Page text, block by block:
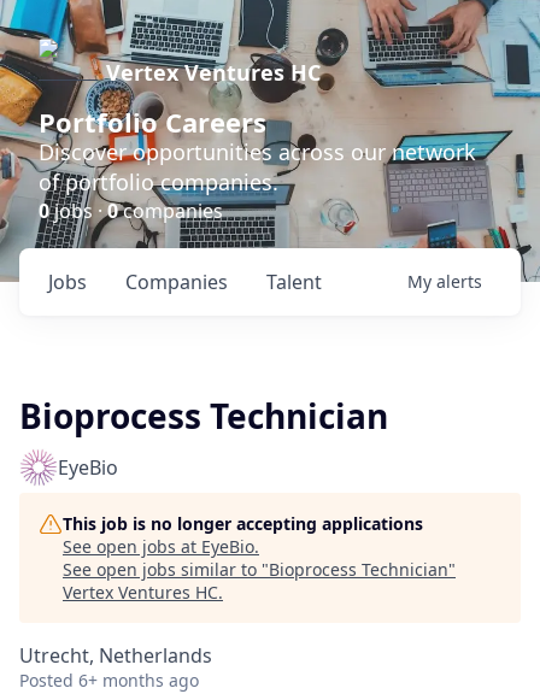
Vertex Ventures HC
Portfolio Careers
Discover opportunities across our network
of portfolio companies.
0jobs ·0companies
Jobs Companies Talent My alerts
Bioprocess Technician
EyeBio
This job is no longer accepting applications
See open jobs at EyeBio.
See open jobs similar to "Bioprocess Technician"
Vertex Ventures HC.
Utrecht, Netherlands
Posted 6+ months ago